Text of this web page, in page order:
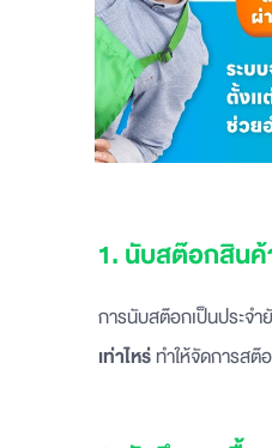
1. นับสต๊อกสินค้
การนับสต๊อกเป็นประจำ
เท่าไหร่ทำให้จัดการสต๊